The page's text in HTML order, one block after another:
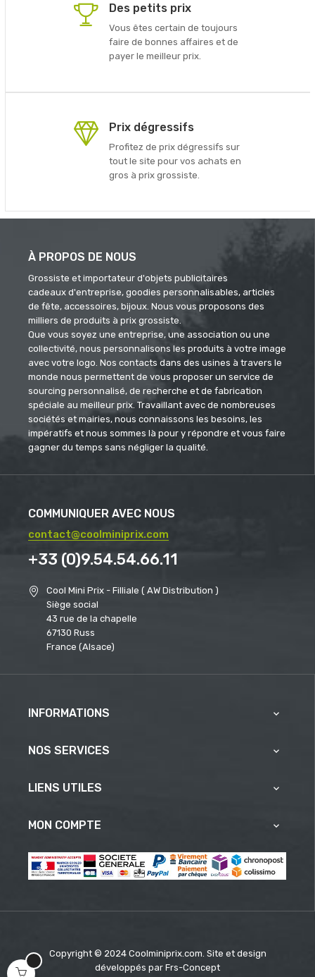
Des petits prix
Vous êtes certain de toujours
faire de bonnes affaires et de
payer le meilleur prix.
Prix dégressifs
Profitez de prix dégressifs sur
tout le site pour vos achats en
gros à prix grossiste.
À PROPOS DE NOUS
Grossiste et importateur d'objets publicitaires
cadeaux d'entreprise, goodies personnalisables, articles
de fête, accessoires, bijoux. Nous vous proposons des
milliers de produits à prix grossiste.
Que vous soyez une entreprise, une association ou une
collectivité, nous personnalisons les produits à votre image
avec votre logo. Nos contacts dans des usines à travers le
monde nous permettent de vous proposer un service de
sourcing personnalisé, de recherche et de fabrication
spéciale au meilleur prix. Travaillant avec de nombreuses
sociétés et mairies, nous connaissons les besoins, les
impératifs et nous sommes là pour y répondre et vous faire
gagner du temps sans négliger la qualité.
COMMUNIQUER AVEC NOUS
contact@coolminiprix.com
+33 (0)9.54.54.66.11
Cool Mini Prix - Filliale ( AW Distribution )
Siège social
43 rue de la chapelle
67130 Russ
France (Alsace)
INFORMATIONS 
NOS SERVICES 
LIENS UTILES 
MON COMPTE 
Copyright © 2024 Coolminiprix.com. Site et design
développés par Frs-Concept